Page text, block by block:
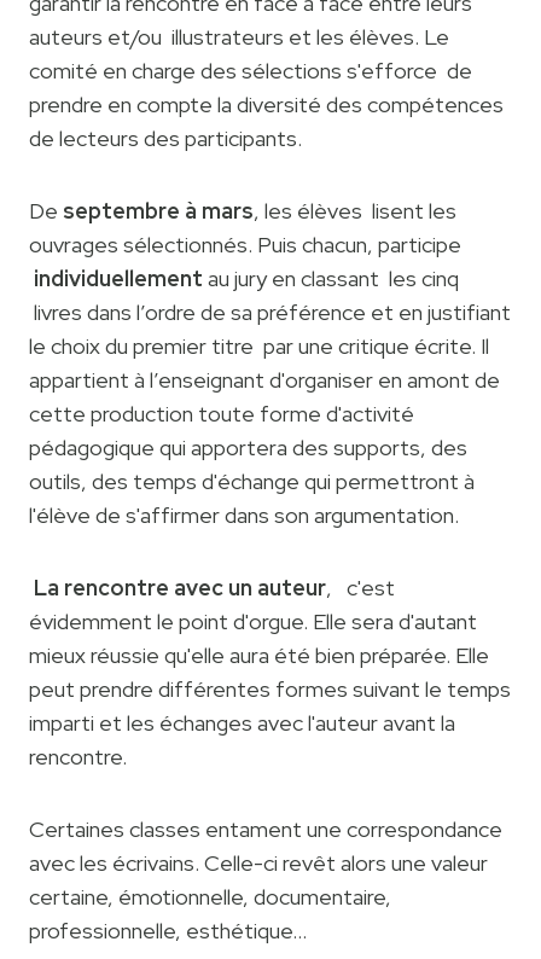
auteurs et/ou illustrateurs et les élèves. Le
comité en charge des sélections s'efforce de
prendre en compte la diversité des compétences
de lecteurs des participants.
De septembre à mars, les élèves lisent les
ouvrages sélectionnés. Puis chacun, participe
individuellement au jury en classant les cinq
livres dans l’ordre de sa préférence et en justifiant
le choix du premier titre par une critique écrite. Il
appartient à l’enseignant d'organiser en amont de
cette production toute forme d'activité
pédagogique qui apportera des supports, des
outils, des temps d'échange qui permettront à
l'élève de s'affirmer dans son argumentation.
La rencontre avec un auteur,
c'est
évidemment le point d'orgue. Elle sera d'autant
mieux réussie qu'elle aura été bien préparée. Elle
peut prendre différentes formes suivant le temps
imparti et les échanges avec l'auteur avant la
rencontre.
Certaines classes entament une correspondance
avec les écrivains. Celle-ci revêt alors une valeur
certaine, émotionnelle, documentaire,
professionnelle, esthétique…